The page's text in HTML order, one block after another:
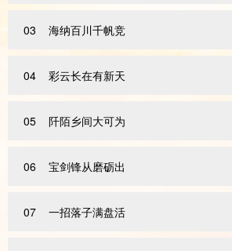
03 海纳百川千帆竞
04 彩云长在有新天
05 阡陌乡间大可为
06 宝剑锋从磨砺出
07 一招落子满盘活